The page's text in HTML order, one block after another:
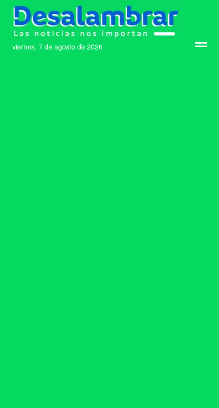
viernes, 7 de agosto de 2026